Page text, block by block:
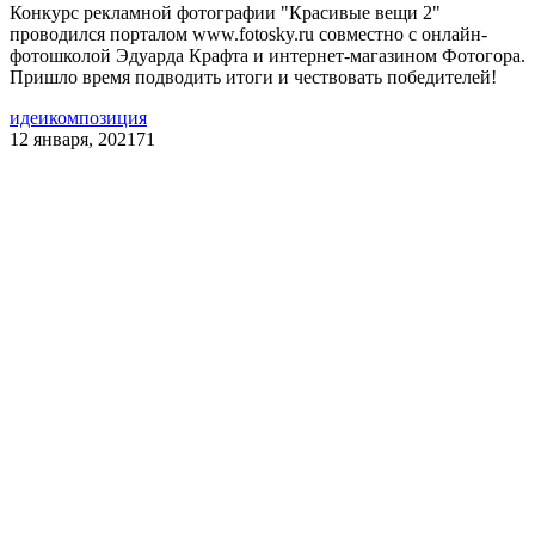
Конкурс рекламной фотографии "Красивые вещи 2"
проводился порталом www.fotosky.ru совместно с онлайн-
фотошколой Эдуарда Крафта и интернет-магазином Фотогора.
Пришло время подводить итоги и чествовать победителей!
идеикомпозиция
12 января, 2021 71